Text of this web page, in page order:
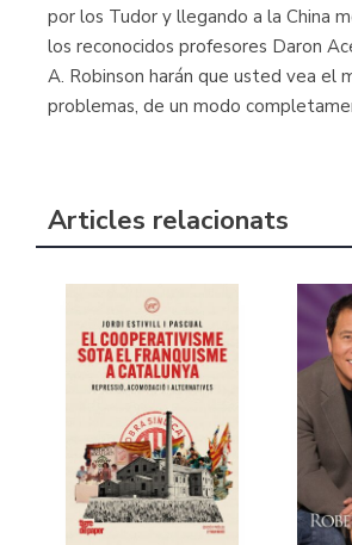
por los Tudor y llegando a la China
los reconocidos profesores Daron
A. Robinson harán que usted vea el
problemas, de un modo
Articles relacionats